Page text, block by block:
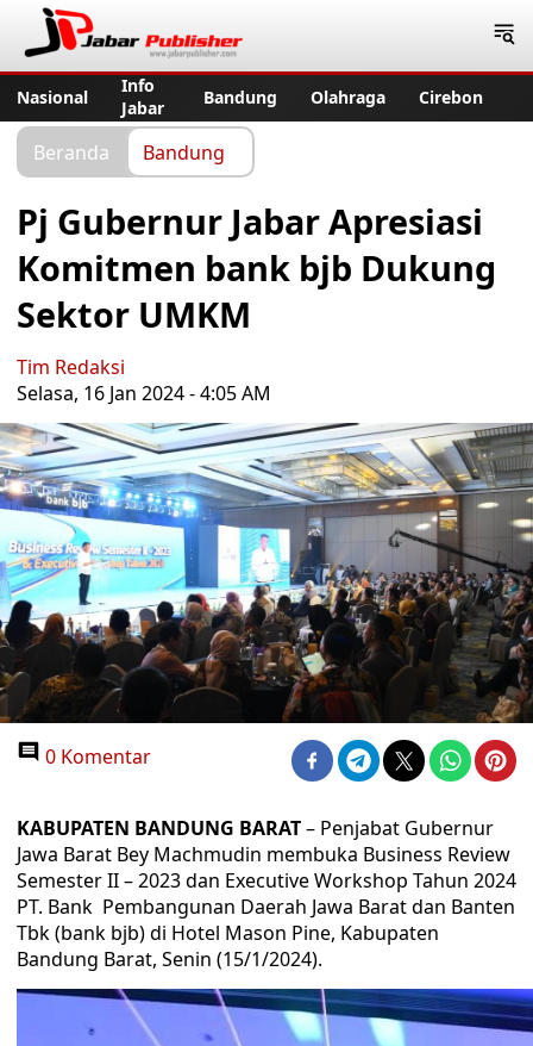
Nasional
Info
Jabar
Bandung Olahraga Cirebon
Beranda Bandung
Pj Gubernur Jabar Apresiasi
Komitmen bank bjb Dukung
Sektor UMKM
Tim Redaksi
Selasa, 16 Jan 2024 - 4:05 AM
0 Komentar
KABUPATEN BANDUNG BARAT– Penjabat Gubernur
Jawa Barat Bey Machmudin membuka Business Review
Semester II – 2023 dan Executive Workshop Tahun 2024
PT. Bank Pembangunan Daerah Jawa Barat dan Banten
Tbk (bank bjb) di Hotel Mason Pine, Kabupaten
Bandung Barat, Senin (15/1/2024).